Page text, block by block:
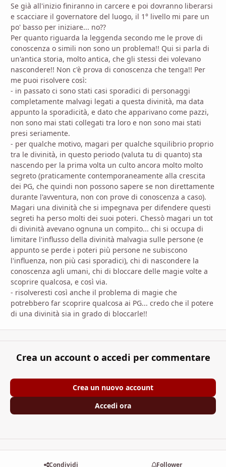
Se già all'inizio finiranno in carcere e poi dovranno liberarsi
e scacciare il governatore del luogo, il 1° livello mi pare un
po' basso per iniziare... no??
Per quanto riguarda la leggenda secondo me le prove di
conoscenza o simili non sono un problema!! Qui si parla di
un'antica storia, molto antica, che gli stessi dei volevano
nascondere!! Non c'è prova di conoscenza che tenga!! Per
me puoi risolvere così:
- in passato ci sono stati casi sporadici di personaggi
completamente malvagi legati a questa divinità, ma data
appunto la sporadicità, e dato che apparivano come pazzi,
non sono mai stati collegati tra loro e non sono mai stati
presi seriamente.
- per qualche motivo, magari per qualche squilibrio proprio
tra le divinità, in questo periodo (valuta tu di quanto) sta
nascendo per la prima volta un culto ancora molto molto
segreto (praticamente contemporaneamente alla crescita
dei PG, che quindi non possono sapere se non direttamente
durante l'avventura, non con prove di conoscenza a caso).
Magari una divinità che si impegnava per difendere questi
segreti ha perso molti dei suoi poteri. Chessò magari un tot
di divinità avevano ognuna un compito... chi si occupa di
limitare l'influsso della divinità malvagia sulle persone (e
appunto se perde i poteri più persone ne subiscono
l'influenza, non più casi sporadici), chi di nascondere la
conoscenza agli umani, chi di bloccare delle magie volte a
scoprire qualcosa, e così via.
- risolveresti così anche il problema di magie che
potrebbero far scoprire qualcosa ai PG... credo che il potere
di una divinità sia in grado di bloccarle!!
Crea un account o accedi per commentare
Crea un nuovo account
Accedi ora
Condividi Follower